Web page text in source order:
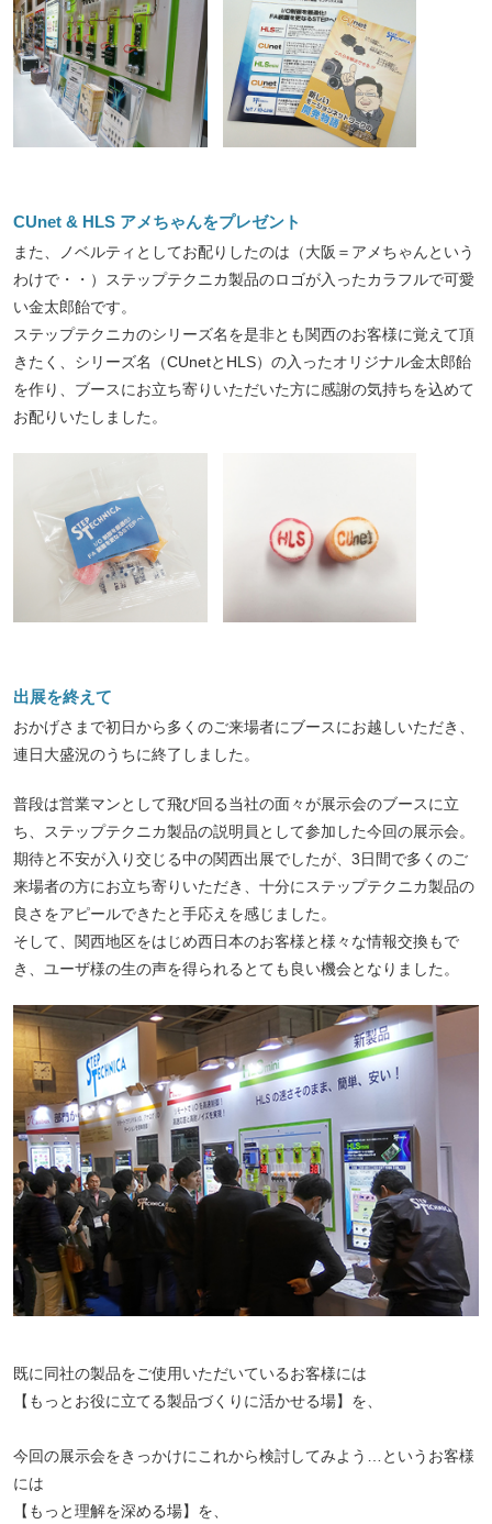
CUnet & HLS アメちゃんをプレゼント
また、ノベルティとしてお配りしたのは（大阪＝アメちゃんという
わけで・・）ステップテクニカ製品のロゴが入ったカラフルで可愛
い金太郎飴です。
ステップテクニカのシリーズ名を是非とも関西のお客様に覚えて頂
きたく、シリーズ名（CUnetとHLS）の入ったオリジナル金太郎飴
を作り、ブースにお立ち寄りいただいた方に感謝の気持ちを込めて
お配りいたしました。
出展を終えて
おかげさまで初日から多くのご来場者にブースにお越しいただき、
連日大盛況のうちに終了しました。
普段は営業マンとして飛び回る当社の面々が展示会のブースに立
ち、ステップテクニカ製品の説明員として参加した今回の展示会。
期待と不安が入り交じる中の関西出展でしたが、3日間で多くのご
来場者の方にお立ち寄りいただき、十分にステップテクニカ製品の
良さをアピールできたと手応えを感じました。
そして、関西地区をはじめ西日本のお客様と様々な情報交換もで
き、ユーザ様の生の声を得られるとても良い機会となりました。
既に同社の製品をご使用いただいているお客様には
【もっとお役に立てる製品づくりに活かせる場】を、
今回の展示会をきっかけにこれから検討してみよう…というお客様
には
【もっと理解を深める場】を、